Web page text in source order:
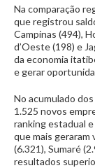
Na comparação
que registrou
Campinas (494),
d’Oeste (198) e
da economia
e gerar
No acumulado
1.525 novos
ranking estadual
que mais geraram
(6.321), Sumaré
resultados